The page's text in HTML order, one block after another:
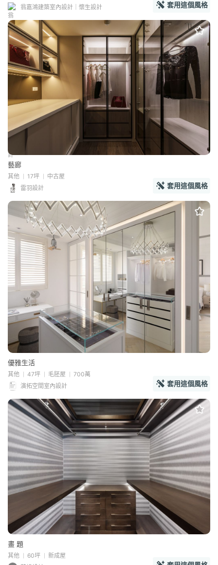
翁嘉鴻建築室內設計｜懷生設計
套用這個風格
藝廊
其他 17坪
中古屋
雷羽設計
套用這個風格
優雅生活
其他 47坪 毛胚屋
700萬
演拓空間室內設計
套用這個風格
畫 題
其他 60坪
新成屋